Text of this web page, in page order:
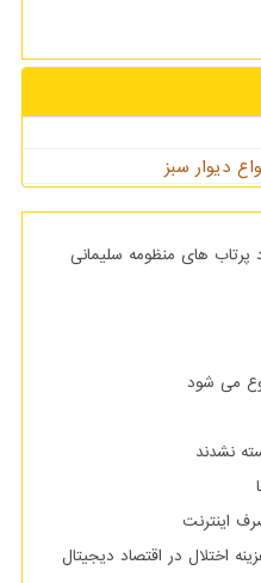
دیوار سبز
می گیرد پرتاب های منظومه سلیمانی
می شود
نشدند
اینترنت
اختلال در اقتصاد دیجیتال